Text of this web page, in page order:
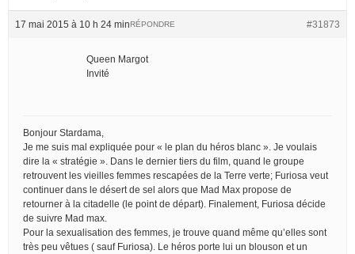
17 mai 2015 à 10 h 24 min #31873
RÉPONDRE
Queen Margot
Invité
Bonjour Stardama,
Je me suis mal expliquée pour « le plan du héros blanc ». Je voulais
dire la « stratégie ». Dans le dernier tiers du film, quand le groupe
retrouvent les vieilles femmes rescapées de la Terre verte; Furiosa veut
continuer dans le désert de sel alors que Mad Max propose de
retourner à la citadelle (le point de départ). Finalement, Furiosa décide
de suivre Mad max.
Pour la sexualisation des femmes, je trouve quand même qu’elles sont
très peu vêtues ( sauf Furiosa). Le héros porte lui un blouson et un